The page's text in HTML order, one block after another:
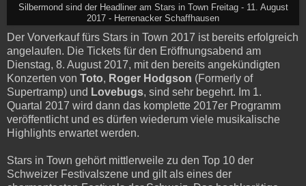
Silbermond sind der Headliner am Stars in Town Freitag - 11. August
2017 - Herrenacker Schaffhausen
Der Vorverkauf fürs Stars in Town 2017 ist bereits erfolgreich
angelaufen. Die Tickets für den Eröffnungsabend am
Dienstag, 8. August 2017, mit den bereits angekündigten
Konzerten von Toto, Roger Hodgson (Formerly of
Supertramp) und Lovebugs, sind sehr begehrt. Im 1.
Quartal 2017 wird dann das komplette 2017er Programm
veröffentlicht und es dürfen wiederum viele musikalische
Highlights erwartet werden.
Stars in Town gehört mittlerweile zu den Top 10 der
Schweizer Festivalszene und gilt als eines der